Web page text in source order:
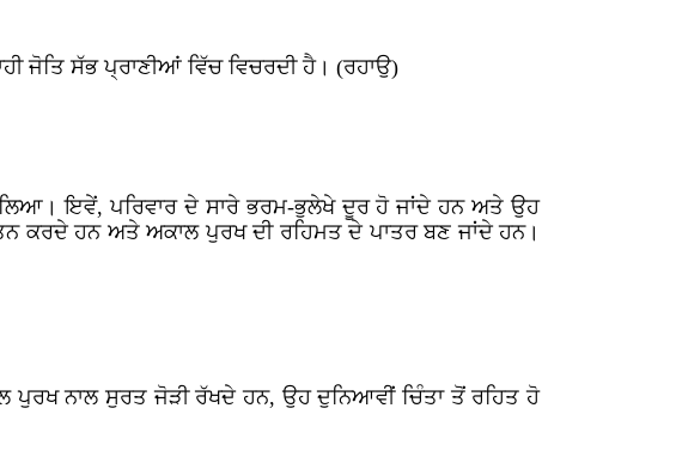
ਸੱਭ ਪ੍ਰਾਣੀਆਂ ਵਿੱਚ ਵਿਚਰਦੀ ਹੈ। (ਰਹਾਉ)
ਇਵੇਂ, ਪਰਿਵਾਰ ਦੇ ਸਾਰੇ ਭਰਮ-ਭੁਲੇਖੇ ਦੂਰ ਹੋ ਜਾਂਦੇ ਹਨ ਅਤੇ ਉਹ
ਕਰਦੇ ਹਨ ਅਤੇ ਅਕਾਲ ਪੁਰਖ ਦੀ ਰਹਿਮਤ ਦੇ ਪਾਤਰ ਬਣ ਜਾਂਦੇ ਹਨ।
ਨਾਲ ਸੁਰਤ ਜੋੜੀ ਰੱਖਦੇ ਹਨ, ਉਹ ਦੁਨਿਆਵੀਂ ਚਿੰਤਾ ਤੋਂ ਰਹਿਤ ਹੋ